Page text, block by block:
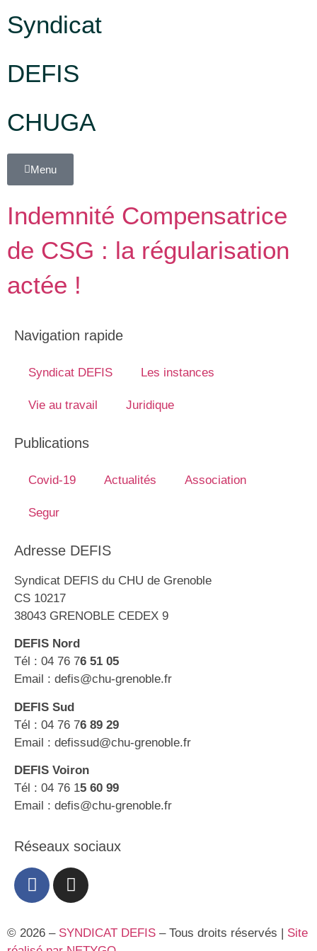
Syndicat
DEFIS
CHUGA
Menu
Indemnité Compensatrice
de CSG : la régularisation
actée !
Navigation rapide
Syndicat DEFIS Les instances
Vie au travail Juridique
Publications
Covid-19 Actualités Association
Segur
Adresse DEFIS
Syndicat DEFIS du CHU de Grenoble
CS 10217
38043 GRENOBLE CEDEX 9
DEFIS Nord
Tél : 04 76 76 51 05
Email : defis@chu-grenoble.fr
DEFIS Sud
Tél : 04 76 76 89 29
Email : defissud@chu-grenoble.fr
DEFIS Voiron
Tél : 04 76 15 60 99
Email : defis@chu-grenoble.fr
Réseaux sociaux
© 2026 – SYNDICAT DEFIS – Tous droits réservés | Site